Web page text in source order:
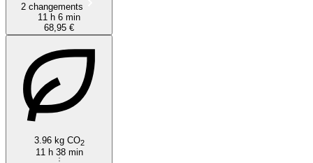
2 changements
11 h 6 min
68,95 €
3.96 kg CO2
11 h 38 min